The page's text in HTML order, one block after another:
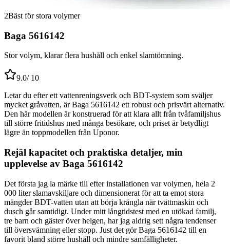
2Bäst för stora volymer
Baga 5616142
Stor volym, klarar flera hushåll och enkel slamtömning.
9.0/ 10
Letar du efter ett vattenreningsverk och BDT-system som sväljer
mycket gråvatten, är Baga 5616142 ett robust och prisvärt alternativ.
Den här modellen är konstruerad för att klara allt från tvåfamiljshus
till större fritidshus med många besökare, och priset är betydligt
lägre än toppmodellen från Uponor.
Rejäl kapacitet och praktiska detaljer, min
upplevelse av Baga 5616142
Det första jag la märke till efter installationen var volymen, hela 2
000 liter slamavskiljare och dimensionerat för att ta emot stora
mängder BDT-vatten utan att börja krångla när tvättmaskin och
dusch går samtidigt. Under mitt långtidstest med en utökad familj,
tre barn och gäster över helgen, har jag aldrig sett några tendenser
till översvämning eller stopp. Just det gör Baga 5616142 till en
favorit bland större hushåll och mindre samfälligheter.